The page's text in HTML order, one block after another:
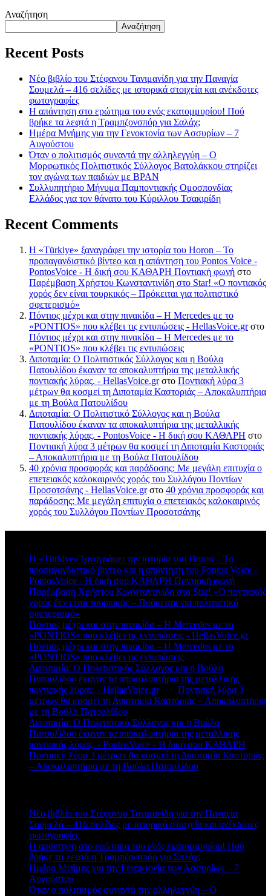
Αναζήτηση
Αναζήτηση
Recent Posts
Νέο βιβλίο του Στέφανου Τανιμανίδη για την Παναγία
Σουμελά – 416 σελίδες με ιστορικά στοιχεία και ανέκδοτες
φωτογραφίες
Η απάντηση στο ερώτημα του ενός εκατομμυρίου! Πού
βρήκε τα λεφτά η Τραμπζονσπόρ για Σαλάχ;
Ημέρα Μνήμης για την Γενοκτονία των Ασσυρίων – 7
Αυγούστου
Όταν ο πολιτισμός συναντά την αλληλεγγύη – Ο
Μορφωτικός Πολιτιστικός Σύλλογος Βατολάκκου στηρίζει
τον αγώνα των παιδιών με BPAN
Συλλυπητήριο Μήνυμα Παμποντιακής Ομοσπονδίας
Ελλάδος για τον θάνατο του Κύριλλου Τσακιρίδη
Recent Comments
Η «Türkiye» ξαναγράφει την ιστορία του Horon – Το
προπαγανδιστικό βίντεο και η απάντηση του Pontos Voice -
PontosVoice - H δική σου ΚΑΘΑΡΗ Ποντιακή φωνή στο
Παρέμβαση Χρήστου Κωνσταντινίδη στο Star! «Ο ποντιακός
χορός δεν είναι τουρκικός – Πρόκειται για πολιτιστικό
σφετερισμό»
Πόντιος μέχρι και στην πινακίδα – Η Mercedes με το
«PONTIOS» που κλέβει τις εντυπώσεις - HellasVoice.grστο
Πόντιος μέχρι και στην πινακίδα – Η Mercedes με το
«PONTIOS» που κλέβει τις εντυπώσεις
Διποταμία: Ο Πολιτιστικός Σύλλογος και η Βούλα
Πατουλίδου έκαναν τα αποκαλυπτήρια της μεταλλικής
ποντιακής λύρας. - HellasVoice.grστο Ποντιακή λύρα 3
μέτρων θα κοσμεί τη Διποταμία Καστοριάς – Αποκαλυπτήρια
με τη Βούλα Πατουλίδου
Διποταμία: Ο Πολιτιστικό Σύλλογος και η Βούλα
Πατουλίδου έκαναν τα αποκαλυπτήρια της μεταλλικής
ποντιακής λύρας. - PontosVoice - H δική σου ΚΑΘΑΡΗ στο
Ποντιακή λύρα 3 μέτρων θα κοσμεί τη Διποταμία Καστοριάς
– Αποκαλυπτήρια με τη Βούλα Πατουλίδου
40 χρόνια προσφοράς και παράδοσης: Με μεγάλη επιτυχία ο
επετειακός καλοκαιρινός χορός του Συλλόγου Ποντίων
Προσοτσάνης - HellasVoice.grστο 40 χρόνια προσφοράς και
παράδοσης: Με μεγάλη επιτυχία ο επετειακός καλοκαιρινός
χορός του Συλλόγου Ποντίων Προσοτσάνης
Η «Türkiye» ξαναγράφει την ιστορία του Horon – Το
προπαγανδιστικό βίντεο και η απάντηση του Pontos Voice -
PontosVoice - H δική σου ΚΑΘΑΡΗ Ποντιακή φωνή
Παρέμβαση Χρήστου Κωνσταντινίδη στο Star! «Ο ποντιακός
χορός δεν είναι τουρκικός – Πρόκειται για πολιτιστικό
σφετερισμό»
Πόντιος μέχρι και στην πινακίδα – Η Mercedes με το
«PONTIOS» που κλέβει τις εντυπώσεις - HellasVoice.grστο
Πόντιος μέχρι και στην πινακίδα – Η Mercedes με το
«PONTIOS» που κλέβει τις εντυπώσεις
Διποταμία: Ο Πολιτιστικός Σύλλογος και η Βούλα
Πατουλίδου έκαναν τα αποκαλυπτήρια της μεταλλικής
ποντιακής λύρας. - HellasVoice.grστο Ποντιακή λύρα 3
μέτρων θα κοσμεί τη Διποταμία Καστοριάς – Αποκαλυπτήρια
με τη Βούλα Πατουλίδου
Διποταμία: Ο Πολιτιστικό Σύλλογος και η Βούλα
Πατουλίδου έκαναν τα αποκαλυπτήρια της μεταλλικής
ποντιακής λύρας. - PontosVoice - H δική σου ΚΑΘΑΡΗ
Ποντιακή λύρα 3 μέτρων θα κοσμεί τη Διποταμία Καστοριάς
– Αποκαλυπτήρια με τη Βούλα Πατουλίδου
Νέο βιβλίο του Στέφανου Τανιμανίδη για την Παναγία
Σουμελά – 416 σελίδες με ιστορικά στοιχεία και ανέκδοτες
φωτογραφίες
Η απάντηση στο ερώτημα του ενός εκατομμυρίου! Πού
βρήκε τα λεφτά η Τραμπζονσπόρ για Σαλάχ;
Ημέρα Μνήμης για την Γενοκτονία των Ασσυρίων – 7
Αυγούστου
Όταν ο πολιτισμός συναντά την αλληλεγγύη – Ο